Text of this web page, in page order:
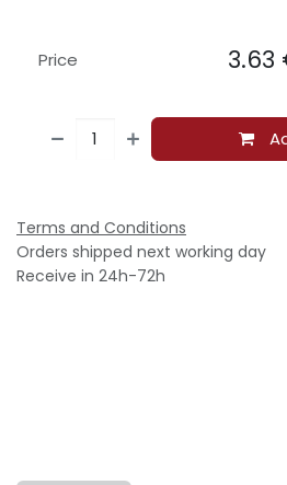
Price 3.63
Terms and Conditions
Orders shipped next working day
Receive in 24h-72h